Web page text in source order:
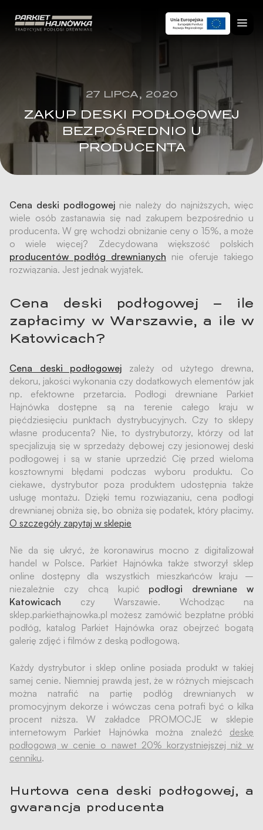
27 LIPCA, 2020
ZAKUP DESKI PODŁOGOWEJ
BEZPOŚREDNIO U
PRODUCENTA
Cena deski podłogowej nie należy do najniższych, więc
wiele osób zastanawia się nad zakupem bezpośrednio u
producenta. W grę wchodzi obniżanie ceny o 15%, a może
o wiele więcej? Zdecydowana większość polskich
producentów podłóg drewnianych nie oferuje takiego
rozwiązania. Jest jednak wyjątek.
Cena deski podłogowej – ile
zapłacimy w Warszawie, a ile w
Katowicach?
Cena deski podłogowej zależy od użytego drewna,
dekoru, jakości wykonania czy dodatkowych elementów jak
np. efektowne przetarcia. Podłogi drewniane Parkiet
Hajnówka dostępne są na terenie całego kraju w
pięćdziesięciu punktach dystrybucyjnych. Czy to sklepy
własne producenta? Nie, to dystrybutorzy, którzy od lat
specjalizują się w sprzedaży dębowej czy jesionowej deski
podłogowej i są w stanie uprzedzić Cię przed wieloma
kosztownymi błędami podczas wyboru produktu. Co
ciekawe, dystrybutor poza produktem udostępnia także
usługę montażu. Dzięki temu rozwiązaniu, cena podłogi
drewnianej obniża się, bo obniża się podatek, który płacimy.
O szczegóły zapytaj w sklepie
Nie da się ukryć, że koronawirus mocno z digitalizował
handel w Polsce. Parkiet Hajnówka także stworzył sklep
online dostępny dla wszystkich mieszkańców kraju –
niezależnie czy chcą kupić podłogi drewniane w
Katowicach czy Warszawie. Wchodząc na
sklep.parkiethajnowka.pl możesz zamówić bezpłatne próbki
podłóg, katalog Parkiet Hajnówka oraz obejrzeć bogatą
galerię zdjęć i filmów z deską podłogową.
Każdy dystrybutor i sklep online posiada produkt w takiej
samej cenie. Niemniej prawdą jest, że w różnych miejscach
można natrafić na partię podłóg drewnianych w
promocyjnym dekorze i wówczas cena potrafi być o kilka
procent niższa. W zakładce PROMOCJE w sklepie
internetowym Parkiet Hajnówka można znaleźć deskę
podłogową w cenie o nawet 20% korzystniejszej niż w
cenniku.
Hurtowa cena deski podłogowej, a
gwarancja producenta